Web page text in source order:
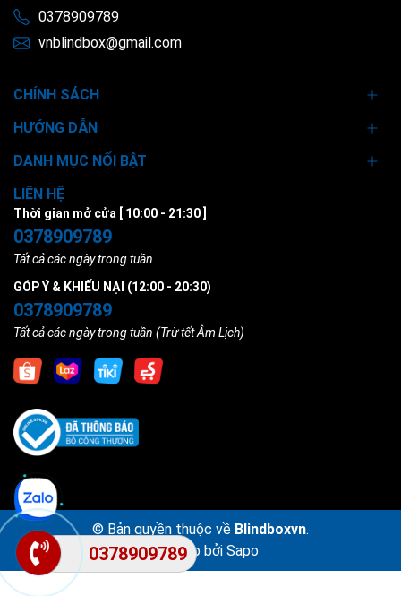
0378909789
vnblindbox@gmail.com
CHÍNH SÁCH
HƯỚNG DẪN
DANH MỤC NỔI BẬT
LIÊN HỆ
Thời gian mở cửa [ 10:00 - 21:30 ]
0378909789
Tất cả các ngày trong tuần
GÓP Ý & KHIẾU NẠI (12:00 - 20:30)
0378909789
Tất cả các ngày trong tuần (Trừ tết Âm Lịch)
© Bản quyền thuộc về Blindboxvn.
Cung cấp bởi Sapo
0378909789